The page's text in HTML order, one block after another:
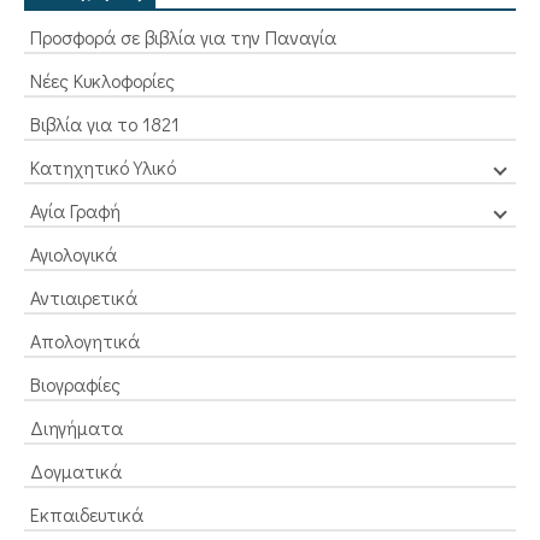
Προσφορά σε βιβλία για την Παναγία
Νέες Κυκλοφορίες
Βιβλία για το 1821
Κατηχητικό Υλικό
Αγία Γραφή
Αγιολογικά
Αντιαιρετικά
Απολογητικά
Βιογραφίες
Διηγήματα
Δογματικά
Εκπαιδευτικά